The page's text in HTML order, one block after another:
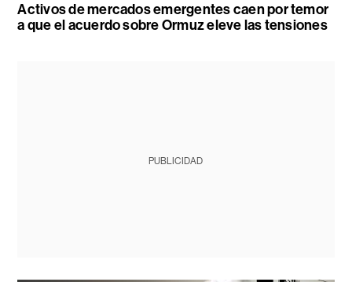
Activos de mercados emergentes caen por temor
a que el acuerdo sobre Ormuz eleve las tensiones
PUBLICIDAD